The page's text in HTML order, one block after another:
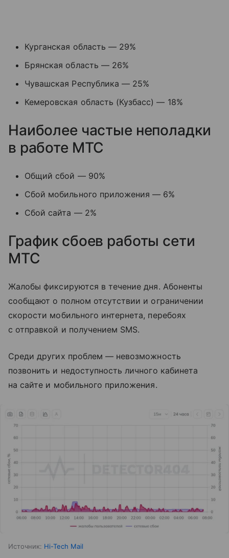
Курганская область — 29%
Брянская область — 26%
Чувашская Республика — 25%
Кемеровская область (Кузбасс) — 18%
Наиболее частые неполадки
в работе МТС
Общий сбой — 90%
Сбой мобильного приложения — 6%
Сбой сайта — 2%
График сбоев работы сети
МТС
Жалобы фиксируются в течение дня. Абоненты
сообщают о полном отсутствии и ограничении
скорости мобильного интернета, перебоях
с отправкой и получением SMS.
Среди других проблем — невозможность
позвонить и недоступность личного кабинета
на сайте и мобильного приложения.
Источник: Hi-Tech Mail